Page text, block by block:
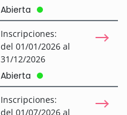
Abierta
Inscripciones:
del 01/01/2026 al
31/12/2026
Abierta
Inscripciones:
del 01/07/2026 al